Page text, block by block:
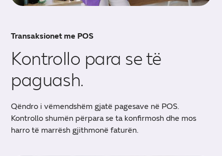
Transaksionet me POS
Kontrollo para se të
paguash.
Qëndro i vëmendshëm gjatë pagesave në POS.
Kontrollo shumën përpara se ta konfirmosh dhe mos
harro të marrësh gjithmonë faturën.